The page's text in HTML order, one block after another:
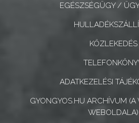
EGÉSZSÉGÜGY /
KÖZLEKEDÉS
ADATKEZELÉSI
GYONGYOS.HU ARCHÍVUM (A
WEBOLDALA)